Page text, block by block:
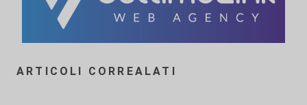
ARTICOLI CORREALATI